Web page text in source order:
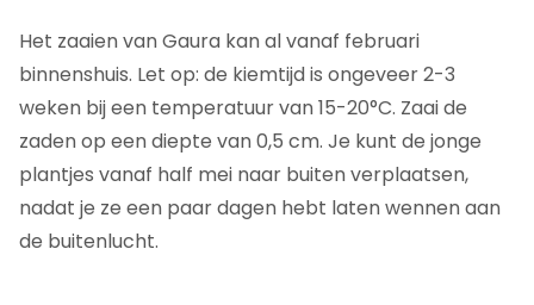
Het zaaien van Gaura kan al vanaf februari
binnenshuis. Let op: de kiemtijd is ongeveer 2-3
weken bij een temperatuur van 15-20°C. Zaai de
zaden op een diepte van 0,5 cm. Je kunt de jonge
plantjes vanaf half mei naar buiten verplaatsen,
nadat je ze een paar dagen hebt laten wennen aan
de buitenlucht.